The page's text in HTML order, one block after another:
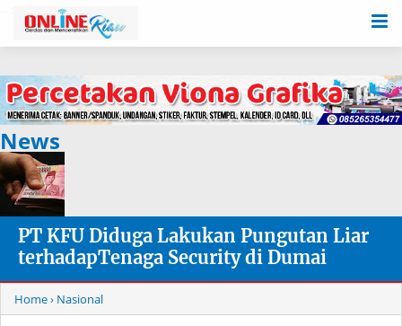
News
PT KFU Diduga Lakukan Pungutan Liar
terhadapTenaga Security di Dumai
Home› Nasional